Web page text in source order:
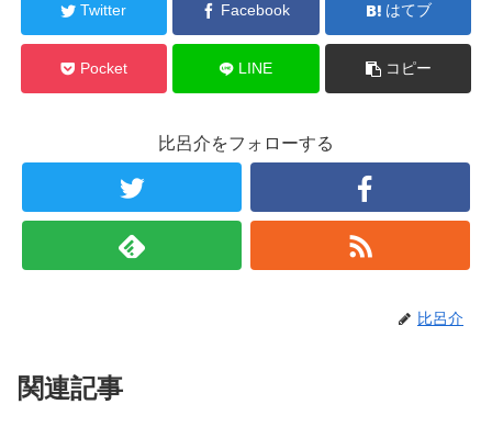
Twitter Facebook はてブ
Pocket LINE コピー
比呂介をフォローする
比呂介
関連記事